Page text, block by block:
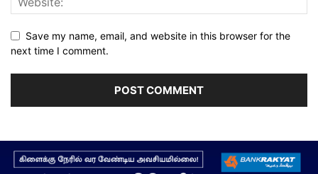
Save my name, email, and website in this browser for the
next time I comment.